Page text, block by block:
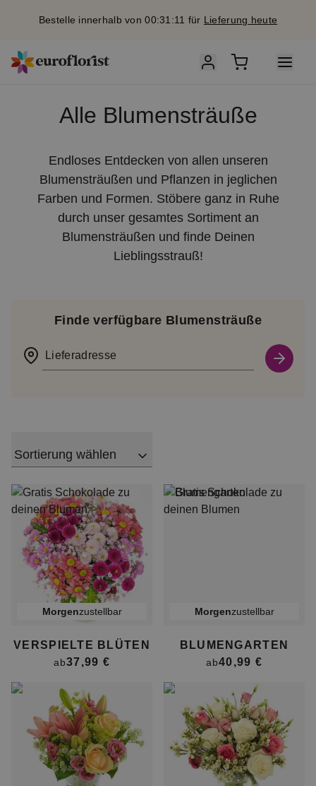
Bestelle innerhalb von 00:31:11 für Lieferung heute
Alle Blumensträuße
Endloses Entdecken von allen unseren
Blumensträußen und Pflanzen in jeglichen
Farben und Formen. Stöbere ganz in Ruhe
durch unser gesamtes Sortiment an
Blumensträußen und finde Deinen
Lieblingsstrauß!
Finde verfügbare Blumensträuße
Lieferadresse
Sortierung wählen
morgenzustellbar
VERSPIELTE BLÜTEN
ab37,99 €
morgenzustellbar
BLUMENGARTEN
ab40,99 €